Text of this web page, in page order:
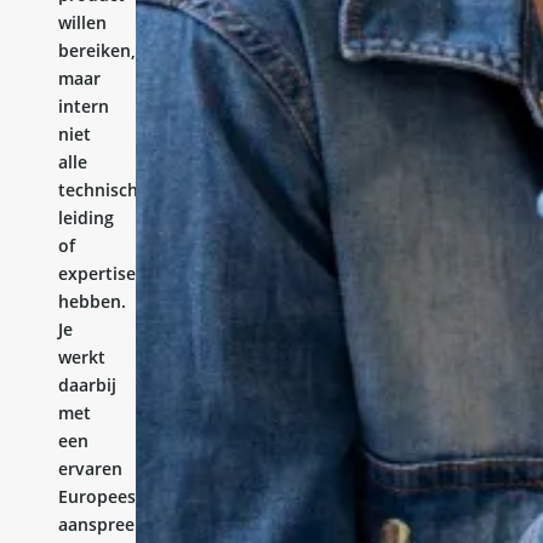
willen
bereiken,
maar
intern
niet
alle
technische
leiding
of
expertise
hebben.
Je
werkt
daarbij
met
een
ervaren
Europees
aanspreekpunt.